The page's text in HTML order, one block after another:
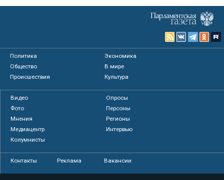
Политика
Экономика
Общество
В мире
Происшествия
Культура
Видео
Опросы
Фото
Персоны
Мнения
Регионы
Медиацентр
Интервью
Колумнисты
Контакты Реклама Вакансии